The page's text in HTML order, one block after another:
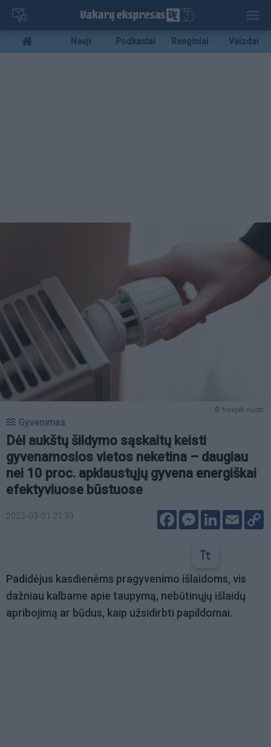
Pereiti
pagrindinį
turinį
Mobile
menu
Nauji Podkastai Renginiai Vaizdai
© freepik nuotr.
Gyvenimas
Dėl aukštų šildymo sąskaitų keisti
gyvenamosios vietos neketina – daugiau
nei 10 proc. apklaustųjų gyvena energiškai
efektyviuose būstuose
2023-03-01 21:39 FacebookMessenger
LinkedIn
Email
Padidėjus kasdienėms pragyvenimo išlaidoms, vis
dažniau kalbame apie taupymą, nebūtinųjų išlaidų
apribojimą ar būdus, kaip užsidirbti papildomai.